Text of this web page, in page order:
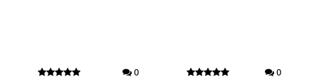
0 0